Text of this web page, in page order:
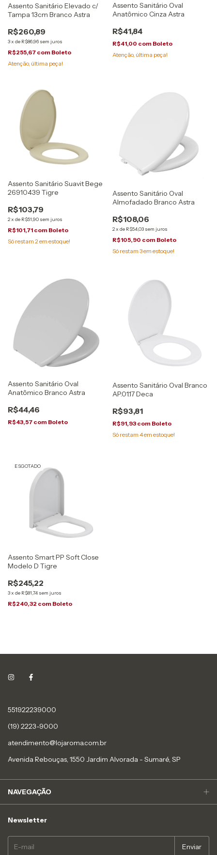
Assento Sanitário Elevado c/
Tampa 13cm Branco Astra
R$260,89
3x de R$86,96 sem juros
R$255,67 com Boleto
Atenção, última peça!
Assento Sanitário Oval
Anatômico Cinza Astra
R$41,84
R$41,00 com Boleto
Atenção, última peça!
Assento Sanitário Suavit Bege
26910439 Tigre
R$103,79
2x de R$51,90 sem juros
R$101,71 com Boleto
Só restam 2em estoque!
Assento Sanitário Oval
Almofadado Branco Astra
R$108,06
2x de R$54,03 sem juros
R$105,90 com Boleto
Só restam 3em estoque!
Assento Sanitário Oval
Anatômico Branco Astra
R$44,46
R$43,57 com Boleto
Assento Sanitário Oval Branco
AP.01.17 Deca
R$93,81
R$91,93 com Boleto
Só restam 4em estoque!
ESGOTADO
Assento Smart PP Soft Close
Modelo D Tigre
R$245,22
3x de R$81,74 sem juros
R$240,32 com Boleto
551922239000
(19) 2223-9000
atendimento@lojaroma.com.br
Avenida Rebouças, 1550 Jardim Alvorada - Sumaré, SP
NAVEGAÇÃO
Newsletter